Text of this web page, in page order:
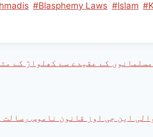
#Blasphemy Laws #Islam #
کے عقیدے سے کھلواڑ کے
این جی اوز قانون ناموس رسالت